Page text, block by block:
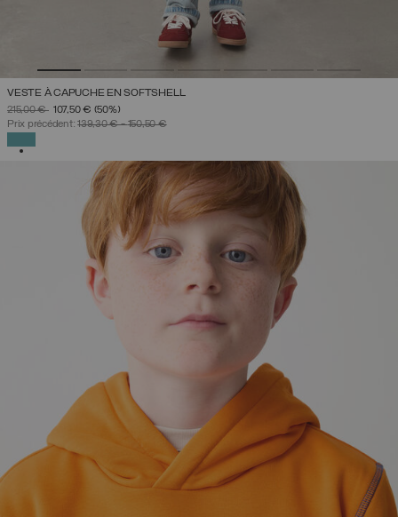
VESTE À CAPUCHE EN SOFTSHELL
PRIX RÉDUIT DE
215,00 €À107,50 € (50%)
Prix précédent:139,30 €-150,50 €